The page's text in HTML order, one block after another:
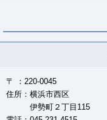
〒 ：220-0045
住所：横浜市西区
伊勢町２丁目115